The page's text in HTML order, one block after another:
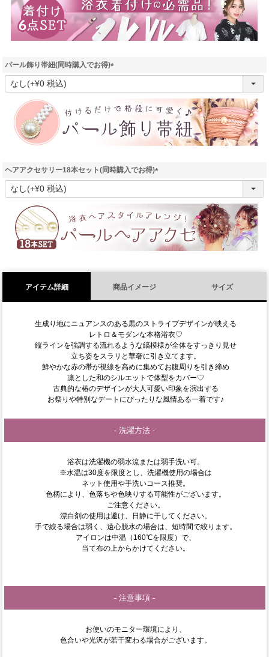
)
パール飾り帯紐(同時購入でお得)
(
ヘアアクセサリー18本セット(同時購入でお得)
(
須
)
アイテム詳細 商品イメージ サイズ
生成り地にニュアンスのある黒のストライプデザインが映える
レトロ＆モダンな本格浴衣♡
縦ラインを強調する流れるような縞模様が全体をすっきり見せ
立ち姿をスラリと華奢に引き立てます。
鮮やかな赤の帯が視線を高めに集めてお腹周りを引き締め
凛とした和のシルエットで体型をカバー♡
古典的な椿のデザインが大人可愛い印象を演出する
お祭りや特別なデートにぴったりな風情ある一着です♪
- 洗濯方法 -
浴衣は洗濯機の弱水流または弱手洗い可。
※水温は30度を限度とし、洗濯機使用の場合は
ネット使用や手洗いコース推奨。
色柄により、色落ちや色映りする可能性がございます。
ご注意ください。
漂白剤の使用は避け、日静に干してください。
手で絞る場合は弱く、遠心脱水の場合は、短時間で絞ります。
アイロンは中温（160℃を限度）で、
当て布の上からかけてください。
- 注意事項 -
お使いのモニター環境により、
色合いや光沢が若干変わる場合がございます。